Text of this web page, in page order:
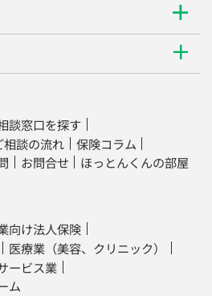
談窓口を探す
相談の流れ
保険コラム
お問合せ ほっとんくんの部屋
向け法人保険
医療業（美容、クリニック）
ービス業
ム